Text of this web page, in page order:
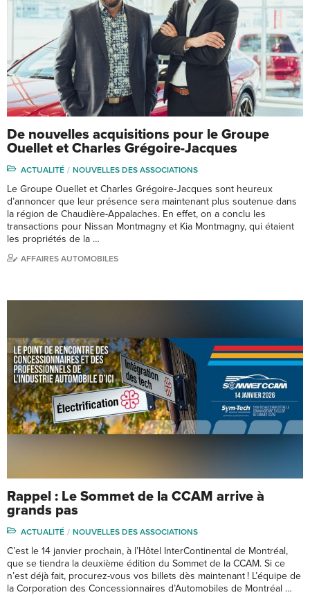
De nouvelles acquisitions pour le Groupe
Ouellet et Charles Grégoire-Jacques
ACTUALITÉ NOUVELLES DES ASSOCIATIONS
Le Groupe Ouellet et Charles Grégoire-Jacques sont heureux
d’annoncer que leur présence sera maintenant plus soutenue dans
la région de Chaudière-Appalaches. En effet, on a conclu les
transactions pour Nissan Montmagny et Kia Montmagny, qui étaient
les propriétés de la …
AFFAIRES AUTOMOBILES
Rappel : Le Sommet de la CCAM arrive à
grands pas
ACTUALITÉ NOUVELLES DES ASSOCIATIONS
C’est le 14 janvier prochain, à l’Hôtel InterContinental de Montréal,
que se tiendra la deuxième édition du Sommet de la CCAM. Si ce
n’est déjà fait, procurez-vous vos billets dès maintenant ! L’équipe de
la Corporation des Concessionnaires d’Automobiles de Montréal …